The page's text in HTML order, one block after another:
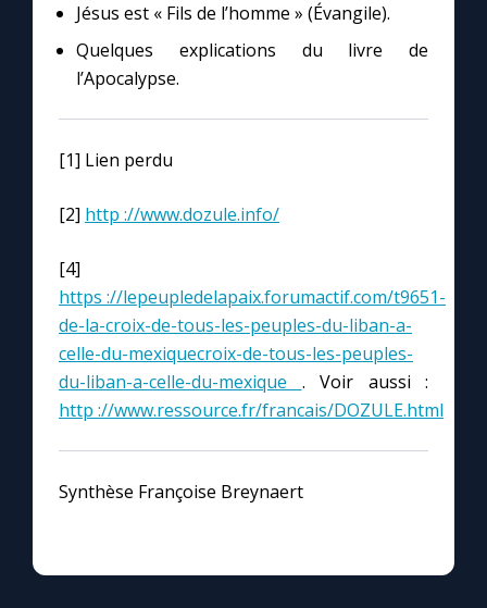
Jésus est « Fils de l’homme » (Évangile).
Quelques explications du livre de
l’Apocalypse.
[1] Lien perdu
[2] http ://www.dozule.info/
[4]
https ://lepeupledelapaix.forumactif.com/t9651-
de-la-croix-de-tous-les-peuples-du-liban-a-
celle-du-mexiquecroix-de-tous-les-peuples-
du-liban-a-celle-du-mexique . Voir aussi :
http ://www.ressource.fr/francais/DOZULE.html
Synthèse Françoise Breynaert